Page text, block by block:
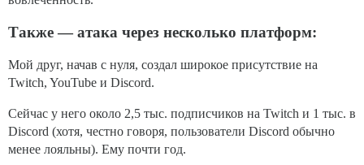
Также — атака через несколько платформ:
Мой друг, начав с нуля, создал широкое присутствие на
Twitch, YouTube и Discord.
Сейчас у него около 2,5 тыс. подписчиков на Twitch и 1 тыс. в
Discord (хотя, честно говоря, пользователи Discord обычно
менее лояльны). Ему почти год.